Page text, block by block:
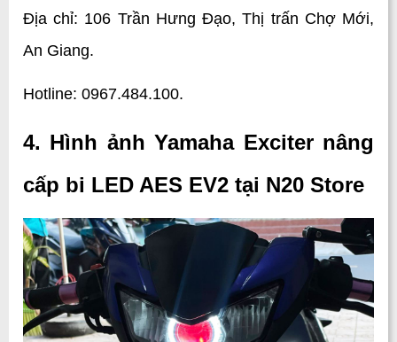
Địa chỉ: 106 Trần Hưng Đạo, Thị trấn Chợ Mới,
An Giang.
Hotline: 0967.484.100.
4. Hình ảnh Yamaha Exciter nâng
cấp bi LED AES EV2 tại N20 Store